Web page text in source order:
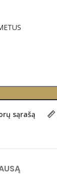
sąrašą